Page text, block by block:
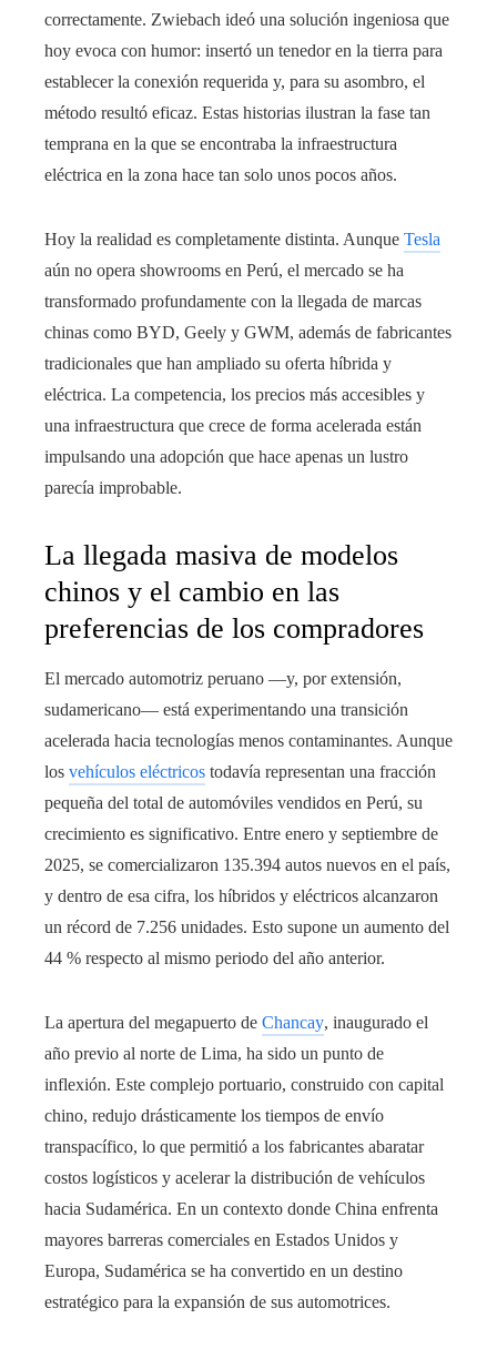
correctamente. Zwiebach ideó una solución ingeniosa que
hoy evoca con humor: insertó un tenedor en la tierra para
establecer la conexión requerida y, para su asombro, el
método resultó eficaz. Estas historias ilustran la fase tan
temprana en la que se encontraba la infraestructura
eléctrica en la zona hace tan solo unos pocos años.
Hoy la realidad es completamente distinta. Aunque Tesla
aún no opera showrooms en Perú, el mercado se ha
transformado profundamente con la llegada de marcas
chinas como BYD, Geely y GWM, además de fabricantes
tradicionales que han ampliado su oferta híbrida y
eléctrica. La competencia, los precios más accesibles y
una infraestructura que crece de forma acelerada están
impulsando una adopción que hace apenas un lustro
parecía improbable.
La llegada masiva de modelos
chinos y el cambio en las
preferencias de los compradores
El mercado automotriz peruano —y, por extensión,
sudamericano— está experimentando una transición
acelerada hacia tecnologías menos contaminantes. Aunque
los vehículos eléctricos todavía representan una fracción
pequeña del total de automóviles vendidos en Perú, su
crecimiento es significativo. Entre enero y septiembre de
2025, se comercializaron 135.394 autos nuevos en el país,
y dentro de esa cifra, los híbridos y eléctricos alcanzaron
un récord de 7.256 unidades. Esto supone un aumento del
44 % respecto al mismo periodo del año anterior.
La apertura del megapuerto de Chancay, inaugurado el
año previo al norte de Lima, ha sido un punto de
inflexión. Este complejo portuario, construido con capital
chino, redujo drásticamente los tiempos de envío
transpacífico, lo que permitió a los fabricantes abaratar
costos logísticos y acelerar la distribución de vehículos
hacia Sudamérica. En un contexto donde China enfrenta
mayores barreras comerciales en Estados Unidos y
Europa, Sudamérica se ha convertido en un destino
estratégico para la expansión de sus automotrices.